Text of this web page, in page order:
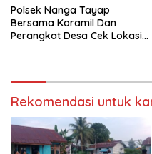
Polsek Nanga Tayap
Bersama Koramil Dan
Perangkat Desa Cek Lokasi
Rekomendasi untuk